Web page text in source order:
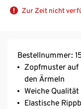
Zur Zeit nicht
Bestellnummer:
Zopfmuster auf
den Ärmeln
Weiche Qualität
Elastische